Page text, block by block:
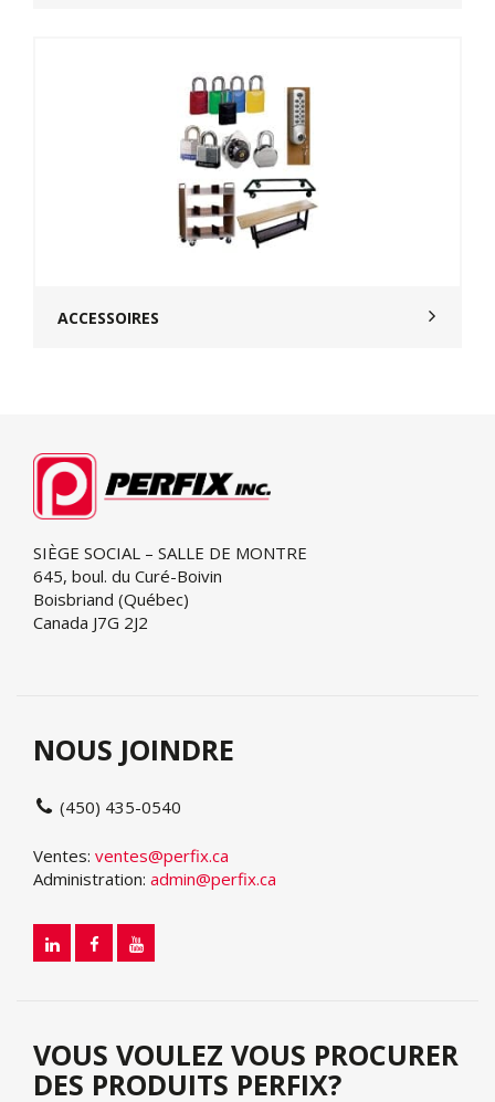
ACCESSOIRES
SIÈGE SOCIAL – SALLE DE MONTRE
645, boul. du Curé-Boivin
Boisbriand (Québec)
Canada J7G 2J2
NOUS JOINDRE
(450) 435-0540
Ventes: ventes@perfix.ca
Administration: admin@perfix.ca
VOUS VOULEZ VOUS PROCURER
DES PRODUITS PERFIX?